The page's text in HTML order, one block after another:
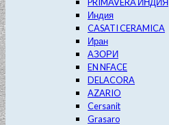
Индия
CASATI CERAMICA
Иран
АЗОРИ
EN NFACE
DELACORA
AZARIO
Cersanit
Grasaro